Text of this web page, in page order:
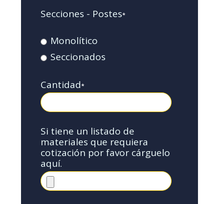
Secciones - Postes*
Monolítico
Seccionados
Cantidad*
Si tiene un listado de
materiales que requiera
cotización por favor cárguelo
aquí.